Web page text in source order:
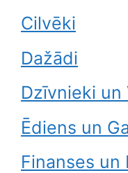
Cilvēki
Dažādi
Dzīvnieki un
Ēdiens un
Finanses un